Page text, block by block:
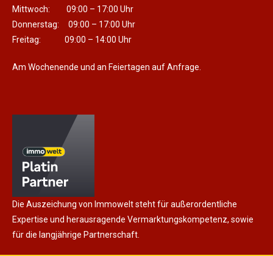
Mittwoch: 09:00 – 17:00 Uhr
Donnerstag: 09:00 – 17:00 Uhr
Freitag: 09:00 – 14:00 Uhr
Am Wochenende und an Feiertagen auf Anfrage.
Die Auszeichung von Immowelt steht für außerordentliche
Expertise und herausragende Vermarktungskompetenz, sowie
für die langjährige Partnerschaft.